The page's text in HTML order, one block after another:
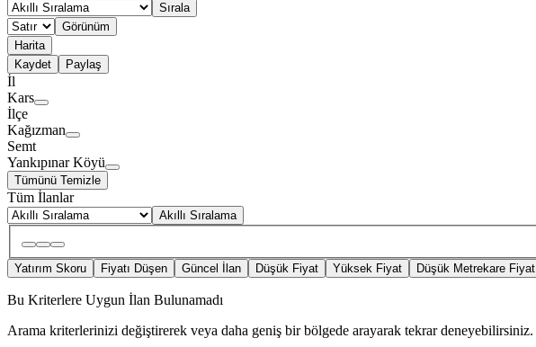
Sırala
Görünüm
Harita
Kaydet
Paylaş
İl
Kars
İlçe
Kağızman
Semt
Yankıpınar Köyü
Tümünü Temizle
Tüm İlanlar
Akıllı Sıralama
Yatırım Skoru Fiyatı Düşen Güncel İlan Düşük Fiyat Yüksek Fiyat Düşük Metrekare Fiyat
Bu Kriterlere Uygun İlan Bulunamadı
Arama kriterlerinizi değiştirerek veya daha geniş bir bölgede arayarak tekrar deneyebilirsiniz.